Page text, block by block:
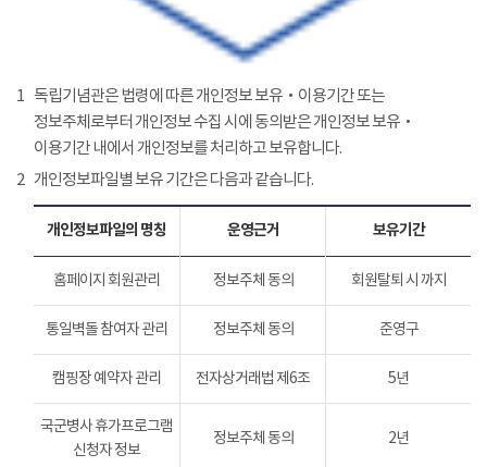
1 독립기념관은 법령에 따른 개인정보 보유‧이용기간 또는
정보주체로부터 개인정보 수집 시에 동의받은 개인정보 보유‧
이용기간 내에서 개인정보를 처리하고 보유합니다.
2 개인정보파일별 보유 기간은 다음과 같습니다.
개인정보파일의 명칭 운영근거 보유기간
홈페이지 회원관리 정보주체 동의 회원탈퇴 시 까지
통일벽돌 참여자 관리 정보주체 동의 준영구
캠핑장 예약자 관리 전자상거래법 제6조 5년
국군병사 휴가프로그램
신청자 정보
정보주체 동의 2년